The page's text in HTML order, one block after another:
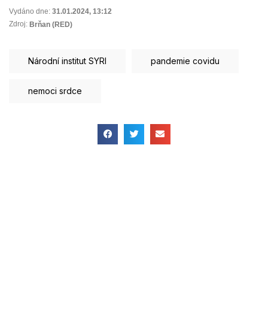
Vydáno dne: 31.01.2024, 13:12
Zdroj: Brňan (RED)
Národní institut SYRI pandemie covidu
nemoci srdce